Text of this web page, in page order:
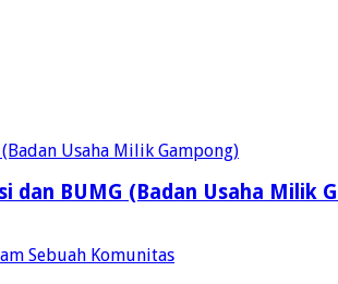
dan BUMG (Badan Usaha Milik